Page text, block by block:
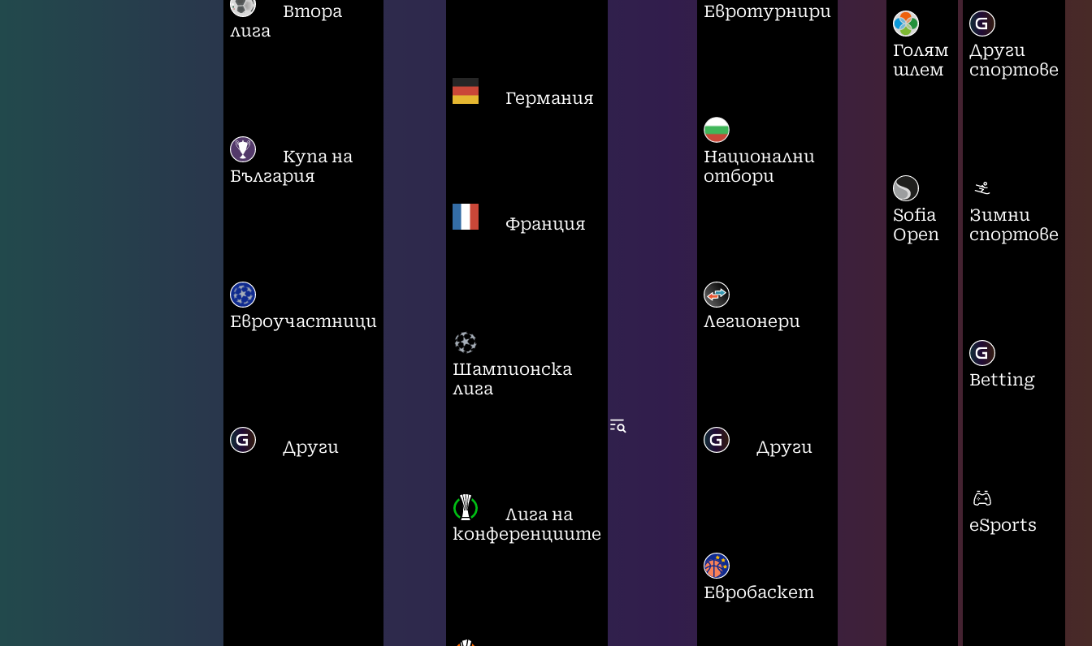
Втора
лига
Купа на
България
Евроучастници
Други
Германия
Франция
Шампионска
лига
Лига на
конференциите
Евротурнири
Национални
отбори
Легионери
Други
Евробаскет
Голям
шлем
Sofia
Open
Други
спортове
Зимни
спортове
Betting
eSports